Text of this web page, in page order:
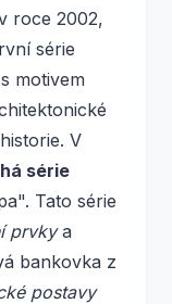
roce 2002,
série
motivem
V
série
Tato série
prvkya
bankovka z
postavy